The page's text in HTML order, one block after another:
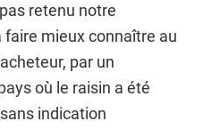
retenu notre
mieux connaître au
par un
où le raisin a été
indication